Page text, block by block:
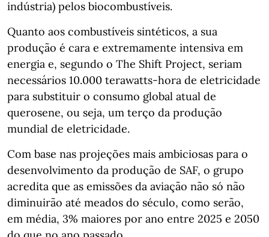
indústria) pelos biocombustíveis.
Quanto aos combustíveis sintéticos, a sua
produção é cara e extremamente intensiva em
energia e, segundo o The Shift Project, seriam
necessários 10.000 terawatts-hora de eletricidade
para substituir o consumo global atual de
querosene, ou seja, um terço da produção
mundial de eletricidade.
Com base nas projeções mais ambiciosas para o
desenvolvimento da produção de SAF, o grupo
acredita que as emissões da aviação não só não
diminuirão até meados do século, como serão,
em média, 3% maiores por ano entre 2025 e 2050